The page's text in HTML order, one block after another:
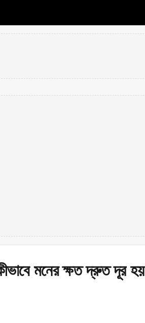
মনের ক্ষত দ্রুত দূর হয়